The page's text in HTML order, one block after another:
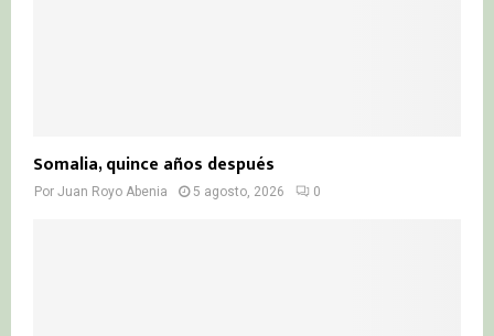
Somalia, quince años después
Por Juan Royo Abenia 5 agosto, 2026 0